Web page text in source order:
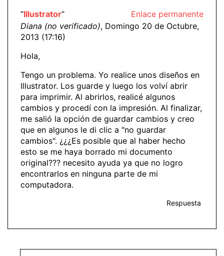
Enlace permanente
“Illustrator”
Diana (no verificado), Domingo 20 de Octubre,
2013 (17:16)
Hola,
Tengo un problema. Yo realice unos diseños en
Illustrator. Los guarde y luego los volví abrir
para imprimir. Al abrirlos, realicé algunos
cambios y procedí con la impresión. Al finalizar,
me salió la opción de guardar cambios y creo
que en algunos le di clic a "no guardar
cambios". ¿¿¿Es posible que al haber hecho
esto se me haya borrado mi documento
original??? necesito ayuda ya que no logro
encontrarlos en ninguna parte de mi
computadora.
Respuesta